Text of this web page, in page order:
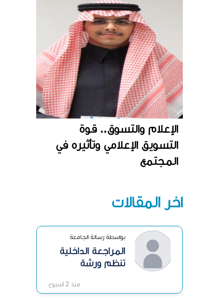
الإعلام والتسوق.. قوة
التسويق الإعلامي وتأثيره في
المجتمع
آخر المقالات
بواسطة رسالة الجامعة
المراجعة الداخلية
تنظم ورشة
منذ 2 أسبوع